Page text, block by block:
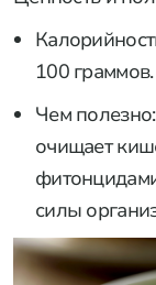
100 граммов.
Чем
очищает
силы